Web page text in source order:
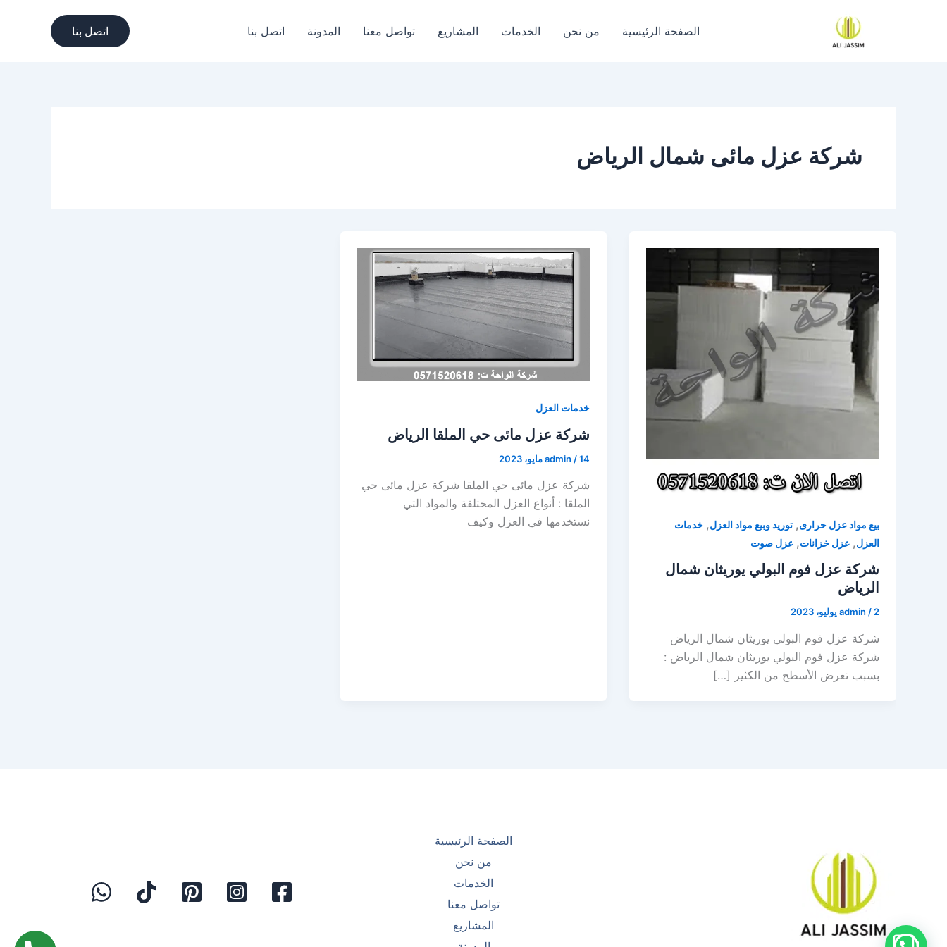
الصفحة الرئيسية من نحن الخدمات المشاريع تواصل معنا المدونة اتصل بنا اتصل بنا
شركة عزل مائى شمال الرياض
بيع مواد عزل حرارى, توريد وبيع مواد العزل, خدمات
العزل, عزل خزانات, عزل صوت
شركة عزل فوم البولي يوريثان شمال
الرياض
admin /2 يوليو، 2023
شركة عزل فوم البولي يوريثان شمال الرياض
شركة عزل فوم البولي يوريثان شمال الرياض :
بسبب تعرض الأسطح من الكثير […]
خدمات العزل
شركة عزل مائى حي الملقا الرياض
admin /14 مايو، 2023
شركة عزل مائى حي الملقا شركة عزل مائى حي
الملقا : أنواع العزل المختلفة والمواد التي
نستخدمها في العزل وكيف
الصفحة الرئيسية
من نحن
الخدمات
تواصل معنا
المشاريع